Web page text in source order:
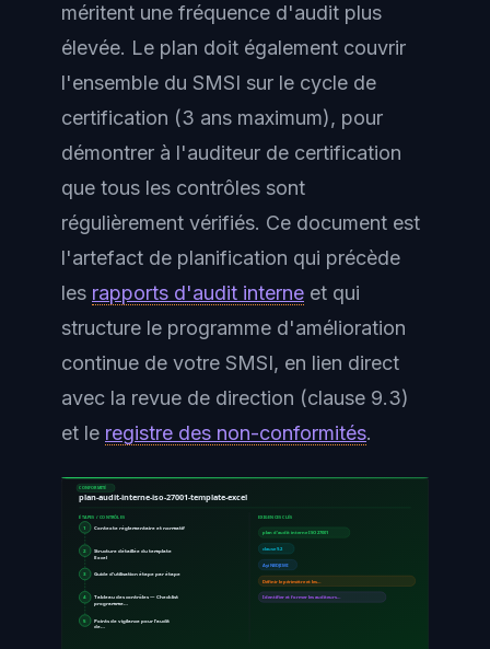
méritent une fréquence d'audit plus
élevée. Le plan doit également couvrir
l'ensemble du SMSI sur le cycle de
certification (3 ans maximum), pour
démontrer à l'auditeur de certification
que tous les contrôles sont
régulièrement vérifiés. Ce document est
l'artefact de planification qui précède
les rapports d'audit interne et qui
structure le programme d'amélioration
continue de votre SMSI, en lien direct
avec la revue de direction (clause 9.3)
et le registre des non-conformités.
CONFORMITÉ
plan-audit-interne-iso-27001-template-excel
ÉTAPES / CONTRÔLES
1 Contexte réglementaire et normatif
2
Structure détaillée du template
Excel
3 Guide d'utilisation étape par étape
4
Tableau des contrôles — Checklist
programme…
5
Points de vigilance pour l'audit
de…
EXIGENCES CLÉS
plan d'audit interne ISO 27001
clause 9.2
Ayi NEDJIMI
Définir le périmètre et les…
Identifier et former les auditeurs…